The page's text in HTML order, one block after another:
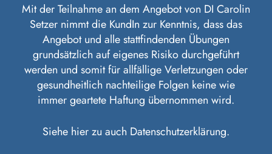
Mit der Teilnahme an dem Angebot von DI Carolin
Setzer nimmt die KundIn zur Kenntnis, dass das
Angebot und alle stattfindenden Übungen
grundsätzlich auf eigenes Risiko durchgeführt
werden und somit für allfällige Verletzungen oder
gesundheitlich nachteilige Folgen keine wie
immer geartete Haftung übernommen wird.
Siehe hier zu auch Datenschutzerklärung.